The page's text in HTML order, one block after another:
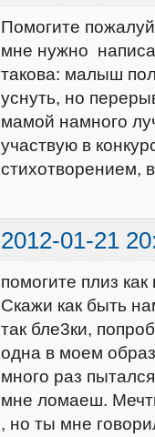
Помогите
мне нужно
такова: малыш
уснуть, но
мамой намного
участвую в
стихотворением,
2012-01-21
помогите плиз
Скажи как быть
так бле3ки,
одна в моем
много раз
мне ломаеш.
, но ты мне